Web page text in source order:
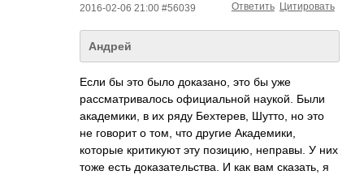
2016-02-06 21:00 #56039 Цитировать
Ответить
Андрей
Если бы это было доказано, это бы уже
рассматривалось официальной наукой. Были
академики, в их ряду Бехтерев, Шутто, но это
не говорит о том, что другие Академики,
которые критикуют эту позицию, неправы. У них
тоже есть доказательства. И как вам сказать, я